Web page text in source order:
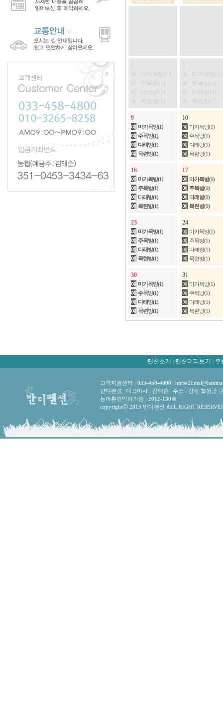
2
9
예 마가목방(1)
예 주목방(1)
예 다래방(1)
예 목련방(1)
10
예 마가목방(1)
예 주목방(1)
예 다래방(1)
예 목련방(1)
16
예 마가목방(1)
예 주목방(1)
예 다래방(1)
예 목련방(1)
17
예 마가목방(1)
예 주목방(1)
예 다래방(1)
예 목련방(1)
23
예 마가목방(1)
예 주목방(1)
예 다래방(1)
예 목련방(1)
24
예 마가목방(1)
예 주목방(1)
예 다래방(1)
예 목련방(1)
30
예 마가목방(1)
예 주목방(1)
예 다래방(1)
예 목련방(1)
31
예 마가목방(1)
예 주목방(1)
예 다래방(1)
예 목련방(1)
팬션소개 | 팬션미리보기 | 주
고객지원센터 : 033-458-4800
반디펜션
대표이사 : 김태순
주소 : 강원 철원군
농어촌민박허가증 : 2012-130호
copyrightⓒ 2013 반디펜션 ALL RIGHT